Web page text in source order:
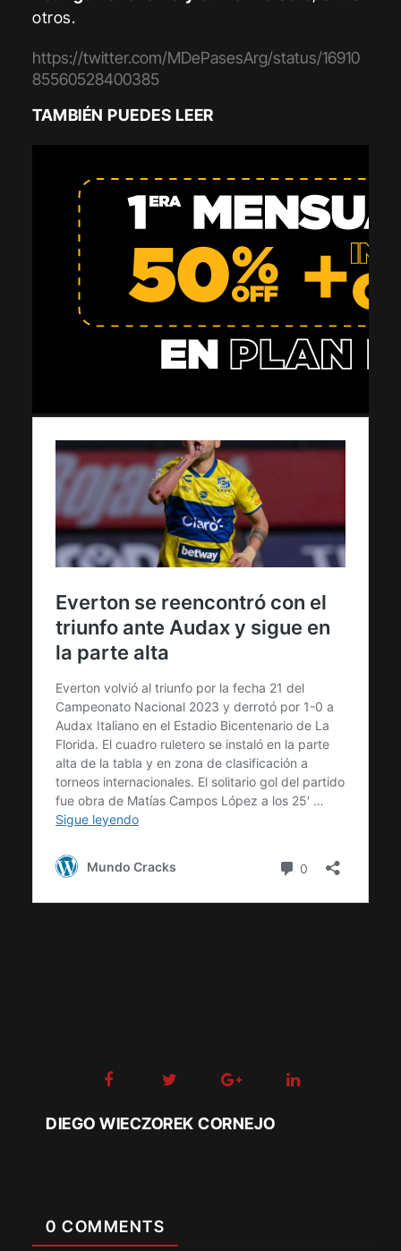
otros.
https://twitter.com/MDePasesArg/status/16910
85560528400385
TAMBIÉN PUEDES LEER
DIEGO WIECZOREK CORNEJO
0 COMMENTS